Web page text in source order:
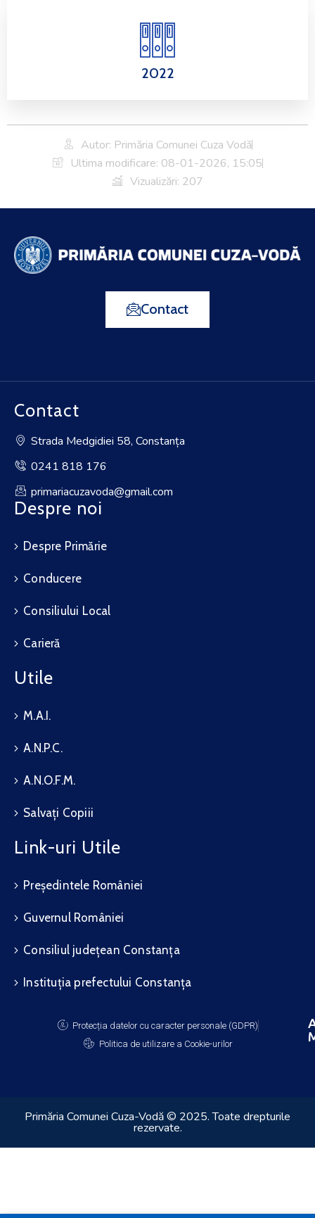
2022
Autor: Primăria Comunei Cuza Vodă
Ultima modificare: 08-01-2026, 15:05
Vizualizări: 207
Contact
Contact
Strada Medgidiei 58, Constanța
0241 818 176
primariacuzavoda@gmail.com
Despre noi
Despre Primărie
Conducere
Consiliului Local
Carieră
Utile
M.A.I.
A.N.P.C.
A.N.O.F.M.
Salvați Copiii
Link-uri Utile
Președintele României
Guvernul României
Consiliul județean Constanța
Instituția prefectului Constanța
Protecția datelor cu caracter personale (GDPR)
Politica de utilizare a Cookie-urilor
Primăria Comunei Cuza-Vodă © 2025. Toate drepturile
rezervate.